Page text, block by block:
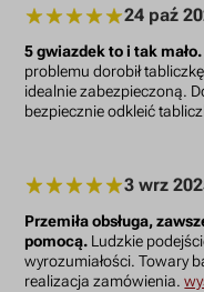
24 paź
5 gwiazdek to i tak mało.
problemu dorobił
idealnie zabezpieczoną.
bezpiecznie odkleić
3 wrz
Przemiła obsługa,
pomocą. Ludzkie
wyrozumiałości. Towary
realizacja zamówienia.